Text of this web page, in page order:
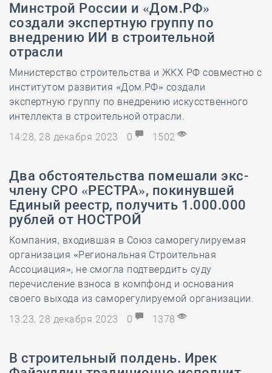
Минстрой России и «Дом.РФ»
создали экспертную группу по
внедрению ИИ в строительной
отрасли
Министерство строительства и ЖКХ РФ совместно с
институтом развития «Дом.РФ» создали
экспертную группу по внедрению искусственного
интеллекта в строительной отрасли.
14:28, 28 декабря 2023
0 1502
Два обстоятельства помешали экс-
члену СРО «РЕСТРА», покинувшей
Единый реестр, получить 1.000.000
рублей от НОСТРОЙ
Компания, входившая в Союз саморегулируемая
организация «Региональная Строительная
Ассоциация», не смогла подтвердить суду
перечисление взноса в компфонд и основания
своего выхода из саморегулируемой организации.
13:23, 28 декабря 2023
0 1378
В строительный полдень. Ирек